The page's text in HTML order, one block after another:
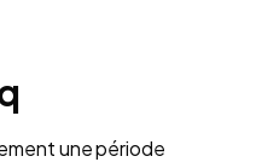
une période